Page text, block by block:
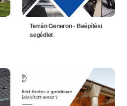
Terrán Generon - Beépítési
segédlet